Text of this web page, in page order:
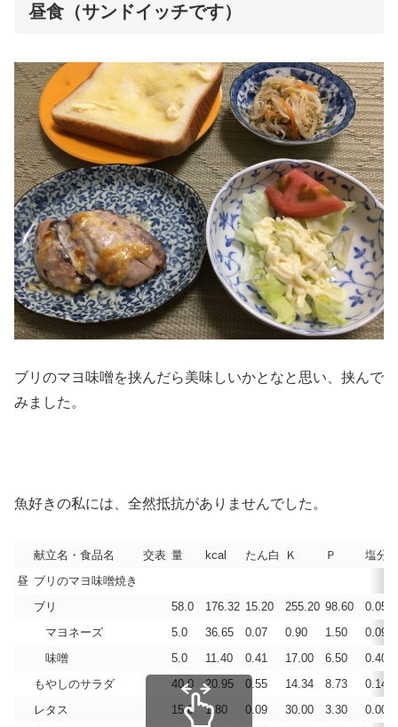
昼食（サンドイッチです）
ブリのマヨ味噌を挟んだら美味しいかとなと思い、挟んで
みました。
魚好きの私には、全然抵抗がありませんでした。
献立名・食品名 交表 量 kcal たん白 Ｋ Ｐ
塩分
昼 ブリのマヨ味噌焼き
ブリ
58.0 176.32 15.20 255.20 98.60
0.058
マヨネーズ
5.0 36.65 0.07 0.90 1.50
0.090
味噌
5.0 11.40 0.41 17.00 6.50
0.405
もやしのサラダ
40.0 20.95 0.55 14.34 8.73
0.148
レタス
15.0 1.80 0.09 30.00 3.30
0.001